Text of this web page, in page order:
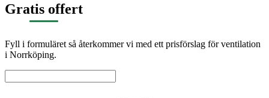
Gratis offert
Fyll i formuläret så återkommer vi med ett prisförslag för ventilation
i Norrköping.